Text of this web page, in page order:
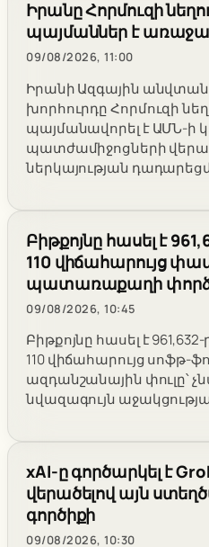
Իրանը Հորմուզի
պայմաններ է
09/08/2026, 11:00
Իրանի Ազգային
խորհուրդը Հորմուզի
պայմանավորել է ԱՄՆ-ի
պատժամիջոցների
ներկայության
Բիթքոյնը հասել է
110 վիճահարույց
պատառաքաղի
09/08/2026, 10:45
Բիթքոյնը հասել է 961,632-
110 վիճահարույց
ազդանշանային փուլը՝
նվազագույն
xAI-ը գործարկել է
վերածելով այն
գործիքի
09/08/2026, 10:30